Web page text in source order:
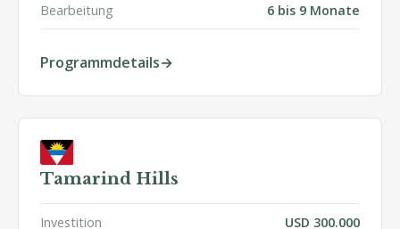
Bearbeitung 6 bis 9 Monate
Programmdetails
Tamarind Hills
Investition USD 300.000